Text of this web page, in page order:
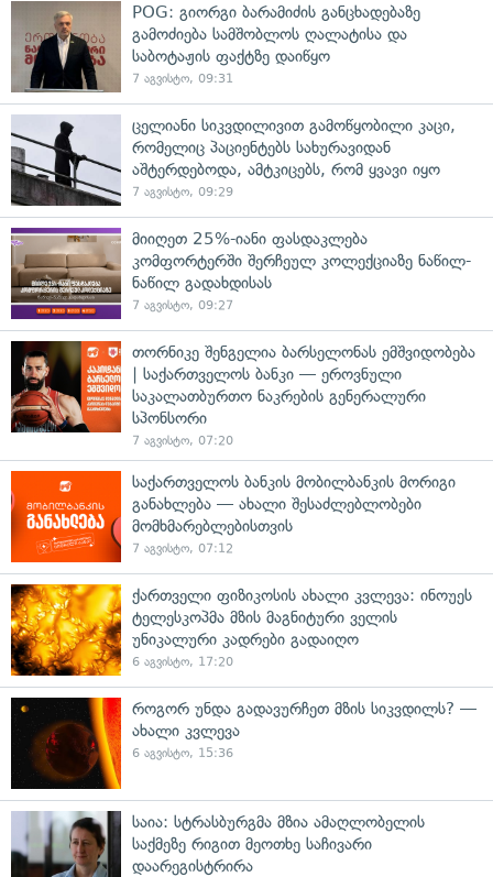
POG: გიორგი ბარამიძის განცხადებაზე
გამოძიება სამშობლოს ღალატისა და
საბოტაჟის ფაქტზე დაიწყო
7 აგვისტო, 09:31
ცელიანი სიკვდილივით გამოწყობილი კაცი,
რომელიც პაციენტებს სახურავიდან
აშტერდებოდა, ამტკიცებს, რომ ყვავი იყო
7 აგვისტო, 09:29
მიიღეთ 25%-იანი ფასდაკლება
კომფორტერში შერჩეულ კოლექციაზე ნაწილ-
ნაწილ გადახდისას
7 აგვისტო, 09:27
თორნიკე შენგელია ბარსელონას ემშვიდობება
| საქართველოს ბანკი — ეროვნული
საკალათბურთო ნაკრების გენერალური
სპონსორი
7 აგვისტო, 07:20
საქართველოს ბანკის მობილბანკის მორიგი
განახლება — ახალი შესაძლებლობები
მომხმარებლებისთვის
7 აგვისტო, 07:12
ქართველი ფიზიკოსის ახალი კვლევა: ინოუეს
ტელესკოპმა მზის მაგნიტური ველის
უნიკალური კადრები გადაიღო
6 აგვისტო, 17:20
როგორ უნდა გადავურჩეთ მზის სიკვდილს? —
ახალი კვლევა
6 აგვისტო, 15:36
საია: სტრასბურგმა მზია ამაღლობელის
საქმეზე რიგით მეოთხე საჩივარი
დაარეგისტრირა